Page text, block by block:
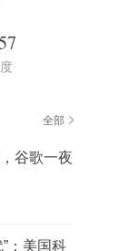
全部
谷歌一夜
”：美国科